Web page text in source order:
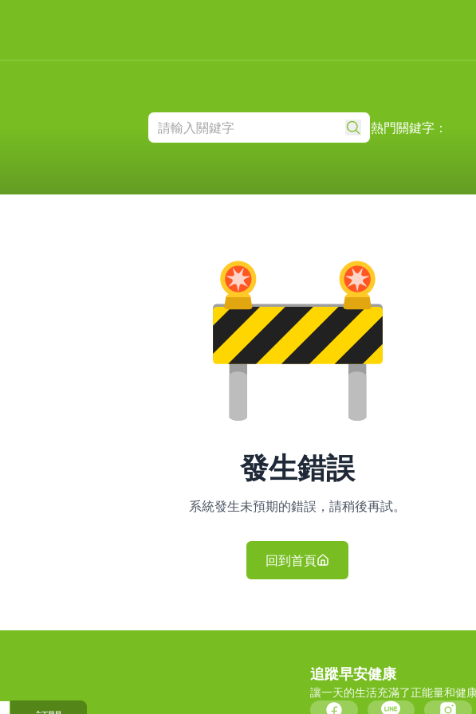
熱門關鍵字：
發生錯誤
系統發生未預期的錯誤，請稍後再試。
回到首頁
追蹤早安健康
讓一天的生活充滿了正能量和健